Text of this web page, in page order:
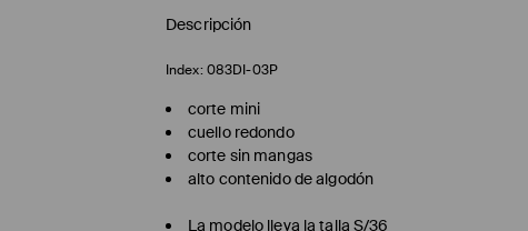
Descripción
Index: 083DI-03P
corte mini
cuello redondo
corte sin mangas
alto contenido de algodón
La modelo lleva la talla S/36